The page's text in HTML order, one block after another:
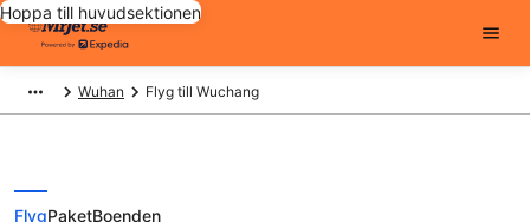
Hoppa till huvudsektionen
Wuhan Flyg till Wuchang
FlygPaketBoenden